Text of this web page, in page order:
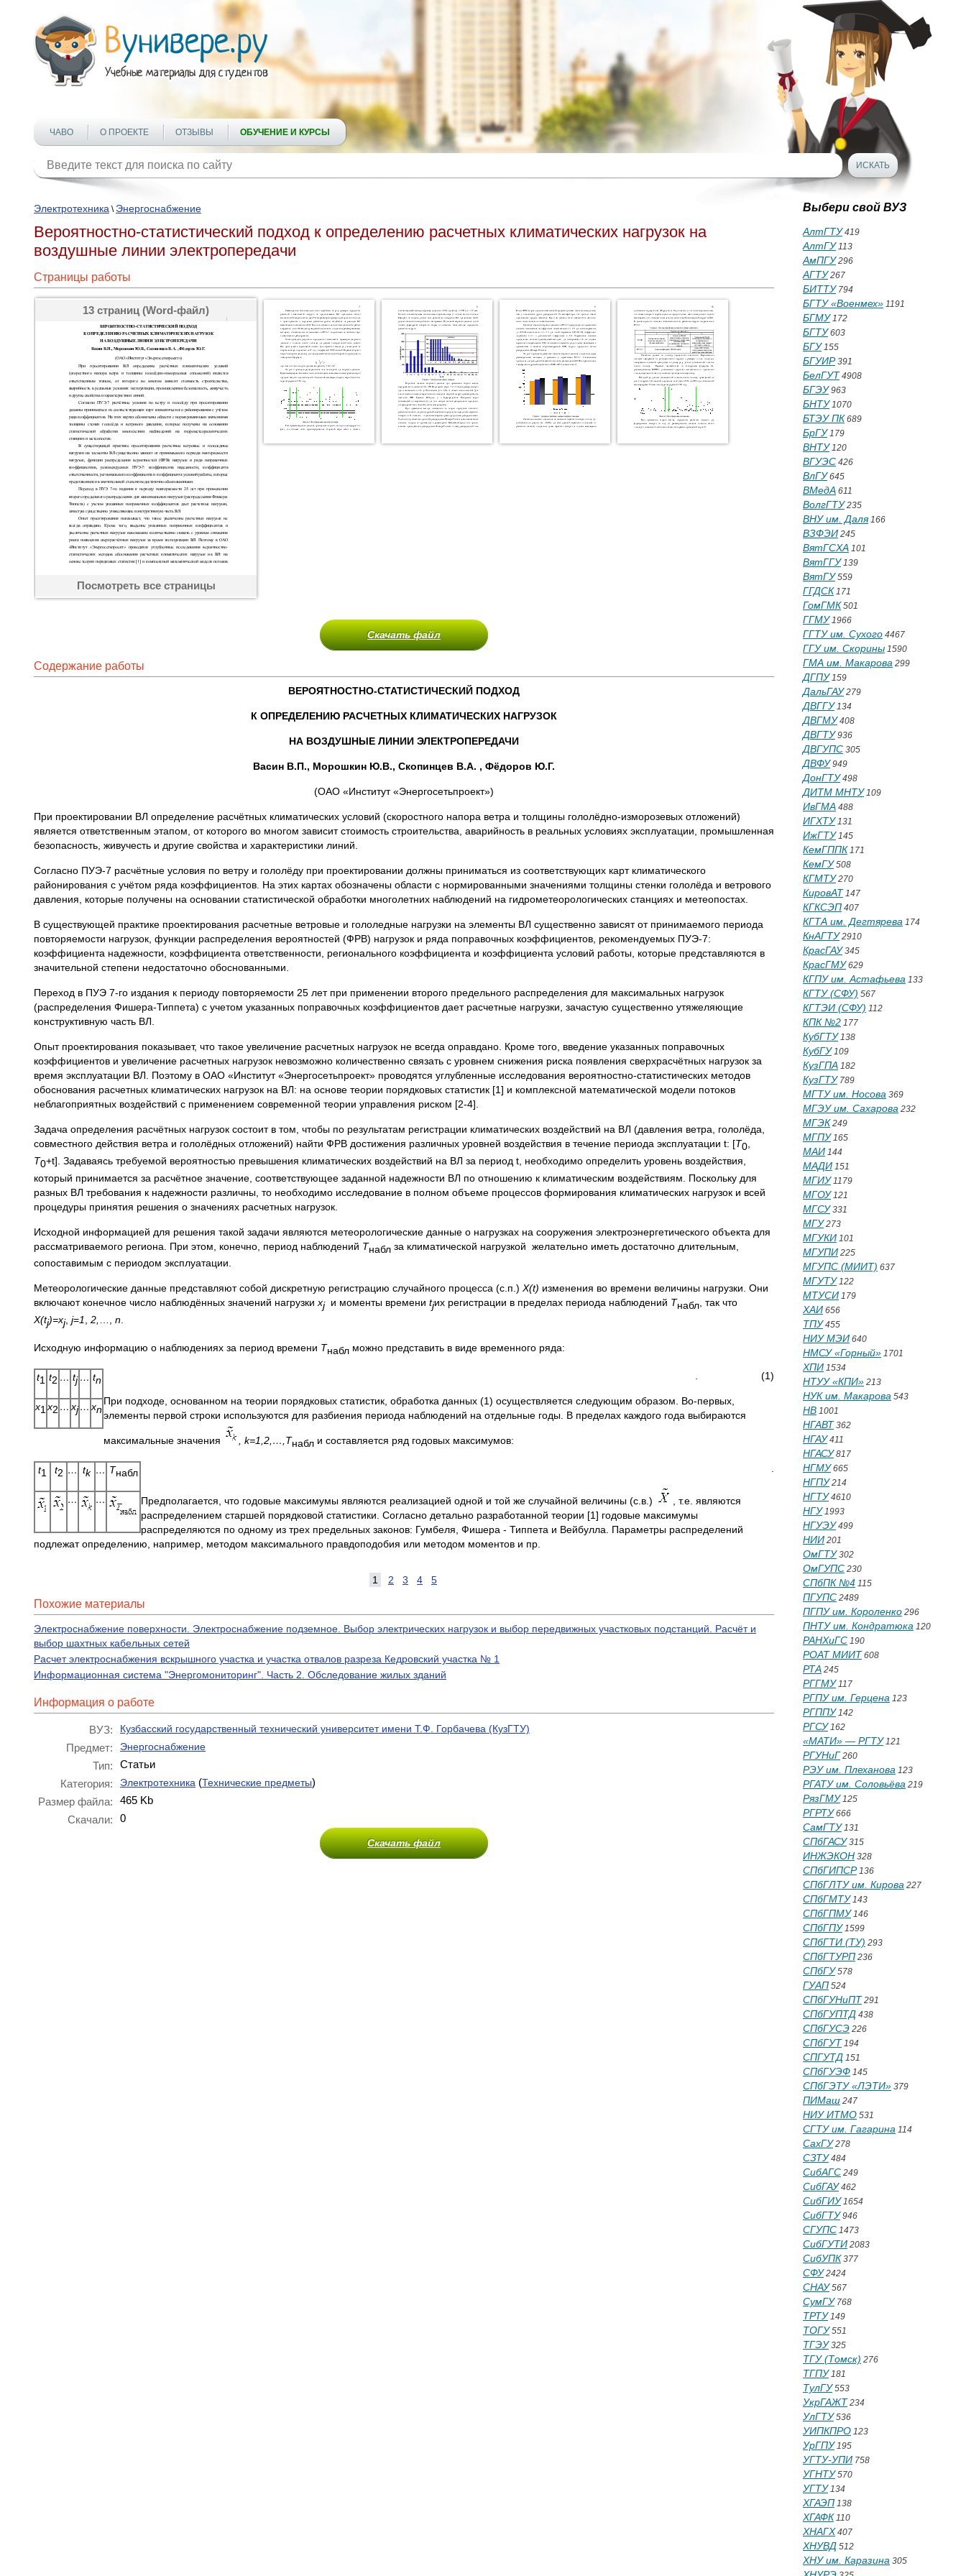
ЧАВО О ПРОЕКТЕ ОТЗЫВЫ ОБУЧЕНИЕ И КУРСЫ
Электротехника \ Энергоснабжение
Вероятностно-статистический подход к определению расчетных климатических нагрузок на
воздушные линии электропередачи
Страницы работы
13 страниц (Word-файл)
Посмотреть все страницы
Скачать файл
Содержание работы
ВЕРОЯТНОСТНО-СТАТИСТИЧЕСКИЙ ПОДХОД
К ОПРЕДЕЛЕНИЮ РАСЧЕТНЫХ КЛИМАТИЧЕСКИХ НАГРУЗОК
НА ВОЗДУШНЫЕ ЛИНИИ ЭЛЕКТРОПЕРЕДАЧИ
Васин В.П., Морошкин Ю.В., Скопинцев В.А. , Фёдоров Ю.Г.
(ОАО «Институт «Энергосетьпроект»)
При проектировании ВЛ определение расчётных климатических условий (скоростного напора ветра и толщины гололёдно-изморозевых отложений)
является ответственным этапом, от которого во многом зависит стоимость строительства, аварийность в реальных условиях эксплуатации, промышленная
безопасность, живучесть и другие свойства и характеристики линий.
Согласно ПУЭ-7 расчётные условия по ветру и гололёду при проектировании должны приниматься из соответствующих карт климатического
районирования с учётом ряда коэффициентов. На этих картах обозначены области с нормированными значениями толщины стенки гололёда и ветрового
давления, которые получены на основании статистической обработки многолетних наблюдений на гидрометеорологических станциях и метеопостах.
В существующей практике проектирования расчетные ветровые и гололедные нагрузки на элементы ВЛ существенно зависят от принимаемого периода
повторяемости нагрузок, функции распределения вероятностей (ФРВ) нагрузок и ряда поправочных коэффициентов, рекомендуемых ПУЭ-7:
коэффициента надежности, коэффициента ответственности, регионального коэффициента и коэффициента условий работы, которые представляются в
значительной степени недостаточно обоснованными.
Переход в ПУЭ 7-го издания к периоду повторяемости 25 лет при применении второго предельного распределения для максимальных нагрузок
(распределения Фишера-Типпета) с учетом указанных поправочных коэффициентов дает расчетные нагрузки, зачастую существенно утяжеляющие
конструктивную часть ВЛ.
Опыт проектирования показывает, что такое увеличение расчетных нагрузок не всегда оправдано. Кроме того, введение указанных поправочных
коэффициентов и увеличение расчетных нагрузок невозможно количественно связать с уровнем снижения риска появления сверхрасчётных нагрузок за
время эксплуатации ВЛ. Поэтому в ОАО «Институт «Энергосетьпроект» проводятся углубленные исследования вероятностно-статистических методов
обоснования расчетных климатических нагрузок на ВЛ: на основе теории порядковых статистик [1] и комплексной математической модели потоков
неблагоприятных воздействий с применением современной теории управления риском [2-4].
Задача определения расчётных нагрузок состоит в том, чтобы по результатам регистрации климатических воздействий на ВЛ (давления ветра, гололёда,
совместного действия ветра и гололёдных отложений) найти ФРВ достижения различных уровней воздействия в течение периода эксплуатации t: [T0
T0+t]. Задаваясь требуемой вероятностью превышения климатических воздействий на ВЛ за период t, необходимо определить уровень воздействия,
который принимается за расчётное значение, соответствующее заданной надежности ВЛ по отношению к климатическим воздействиям. Поскольку для
разных ВЛ требования к надежности различны, то необходимо исследование в полном объеме процессов формирования климатических нагрузок и всей
процедуры принятия решения о значениях расчетных нагрузок.
Исходной информацией для решения такой задачи являются метеорологические данные о нагрузках на сооружения электроэнергетического объекта для
рассматриваемого региона. При этом, конечно, период наблюдений Tнабл за климатической нагрузкой желательно иметь достаточно длительным,
сопоставимым с периодом эксплуатации.
Метеорологические данные представляют собой дискретную регистрацию случайного процесса (с.п.) X(t) изменения во времени величины нагрузки. Они
включают конечное число наблюдённых значений нагрузкиxj и моменты времени tjих регистрации в пределах периода наблюдений Tнабл, так что
X(tj)=xj, j=1 2, n
Исходную информацию о наблюдениях за период времени Tнабл можно представить в виде временного ряда:
t1 t2 … tj … tn
x1 x2 … xj… xn
. (1)
При подходе, основанном на теории порядковых статистик, обработка данных (1) осуществляется следующим образом. Во-первых,
элементы первой строки используются для разбиения периода наблюдений на отдельные годы. В пределах каждого года выбираются
максимальные значения k=1,2,…, Tнабл и составляется ряд годовых максимумов:
t1 t2 … tk … Tнабл
… … Предполагается, что годовые максимумы являются реализацией одной и той же случайной величины (с.в.)
, т.е. являются
распределением старшей порядковой статистики. Согласно детально разработанной теории [1] годовые максимумы
распределяются по одному из трех предельных законов: Гумбеля, Фишера - Типпета и Вейбулла. Параметры распределений
подлежат определению, например, методом максимального правдоподобия или методом моментов и пр.
1 2 3 4 5
Похожие материалы
Электроснабжение поверхности. Электроснабжение подземное. Выбор электрических нагрузок и выбор передвижных участковых подстанций. Расчёт и
выбор шахтных кабельных сетей
Расчет электроснабжения вскрышного участка и участка отвалов разреза Кедровский участка № 1
Информационная система "Энергомониторинг". Часть 2. Обследование жилых зданий
Информация о работе
ВУЗ: Кузбасский государственный технический университет имени Т.Ф. Горбачева (КузГТУ)
Предмет: Энергоснабжение
Тип:
Статьи
Категория:
Электротехника (Технические предметы)
Размер файла:
465 Kb
Скачали:
0
Скачать файл
Выбери свой ВУЗ
АлтГТУ419
АлтГУ113
АмПГУ296
АГТУ267
БИТТУ794
БГТУ «Военмех» 1191
БГМУ172
БГТУ603
БГУ155
БГУИР391
БелГУТ 4908
БГЭУ963
БНТУ1070
БТЭУ ПК 689
БрГУ179
ВНТУ120
ВГУЭС 426
ВлГУ645
ВМедА 611
ВолгГТУ235
ВНУ им. Даля166
ВЗФЭИ 245
ВятГСХА 101
ВятГГУ139
ВятГУ559
ГГДСК 171
ГомГМК 501
ГГМУ1966
ГГТУ им. Сухого 4467
ГГУ им. Скорины 1590
ГМА им. Макарова 299
ДГПУ159
ДальГАУ279
ДВГГУ134
ДВГМУ408
ДВГТУ936
ДВГУПС 305
ДВФУ949
ДонГТУ498
ДИТМ МНТУ109
ИвГМА 488
ИГХТУ131
ИжГТУ145
КемГППК 171
КемГУ508
КГМТУ270
КировАТ 147
КГКСЭП 407
КГТА им. Дегтярева 174
КнАГТУ2910
КрасГАУ345
КрасГМУ629
КГПУ им. Астафьева 133
КГТУ (СФУ) 567
КГТЭИ (СФУ) 112
КПК №2 177
КубГТУ138
КубГУ109
КузГПА 182
КузГТУ789
МГТУ им. Носова 369
МГЭУ им. Сахарова 232
МГЭК 249
МГПУ165
МАИ 144
МАДИ 151
МГИУ1179
МГОУ121
МГСУ331
МГУ273
МГУКИ 101
МГУПИ 225
МГУПС (МИИТ) 637
МГУТУ122
МТУСИ 179
ХАИ 656
ТПУ455
НИУ МЭИ 640
НМСУ «Горный» 1701
ХПИ 1534
НТУУ «КПИ» 213
НУК им. Макарова 543
НВ 1001
НГАВТ 362
НГАУ411
НГАСУ817
НГМУ665
НГПУ214
НГТУ4610
НГУ1993
НГУЭУ499
НИИ 201
ОмГТУ302
ОмГУПС 230
СПбПК №4 115
ПГУПС 2489
ПГПУ им. Короленко 296
ПНТУ им. Кондратюка 120
РАНХиГС 190
РОАТ МИИТ 608
РТА 245
РГГМУ117
РГПУ им. Герцена 123
РГППУ142
РГСУ162
«МАТИ» — РГТУ121
РГУНиГ 260
РЭУ им. Плеханова 123
РГАТУ им. Соловьёва 219
РязГМУ125
РГРТУ666
СамГТУ131
СПбГАСУ315
ИНЖЭКОН 328
СПбГИПСР136
СПбГЛТУ им. Кирова 227
СПбГМТУ143
СПбГПМУ146
СПбГПУ1599
СПбГТИ (ТУ) 293
СПбГТУРП 236
СПбГУ578
ГУАП 524
СПбГУНиПТ 291
СПбГУПТД 438
СПбГУСЭ 226
СПбГУТ 194
СПГУТД 151
СПбГУЭФ 145
СПбГЭТУ «ЛЭТИ» 379
ПИМаш 247
НИУ ИТМО 531
СГТУ им. Гагарина 114
СахГУ278
СЗТУ484
СибАГС 249
СибГАУ462
СибГИУ1654
СибГТУ946
СГУПС 1473
СибГУТИ 2083
СибУПК 377
СФУ2424
СНАУ567
СумГУ768
ТРТУ149
ТОГУ551
ТГЭУ325
ТГУ (Томск) 276
ТГПУ181
ТулГУ553
УкрГАЖТ 234
УлГТУ536
УИПКПРО 123
УрГПУ195
УГТУ-УПИ 758
УГНТУ570
УГТУ134
ХГАЭП 138
ХГАФК 110
ХНАГХ 407
ХНУВД 512
ХНУ им. Каразина 305